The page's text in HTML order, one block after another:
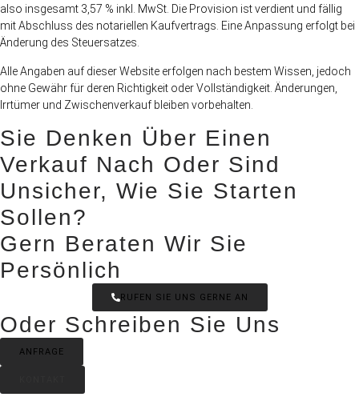
also insgesamt 3,57 % inkl. MwSt. Die Provision ist verdient und fällig
mit Abschluss des notariellen Kaufvertrags. Eine Anpassung erfolgt bei
Änderung des Steuersatzes.
Alle Angaben auf dieser Website erfolgen nach bestem Wissen, jedoch
ohne Gewähr für deren Richtigkeit oder Vollständigkeit. Änderungen,
Irrtümer und Zwischenverkauf bleiben vorbehalten.
Sie Denken Über Einen
Verkauf Nach Oder Sind
Unsicher, Wie Sie Starten
Sollen?
Gern Beraten Wir Sie
Persönlich
RUFEN SIE UNS GERNE AN
Oder Schreiben Sie Uns
ANFRAGE